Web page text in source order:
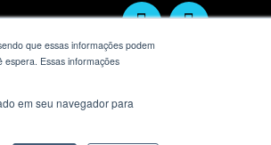
que essas informações podem
espera. Essas informações
em seu navegador para
4368